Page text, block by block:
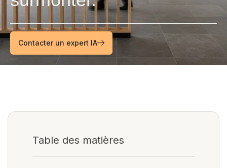
Contacter un expert IA
Table des matières